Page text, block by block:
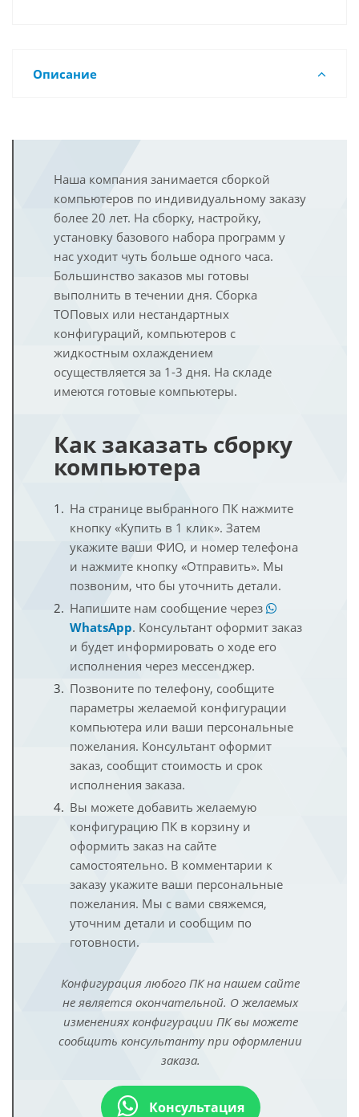
Описание
Наша компания занимается сборкой
компьютеров по индивидуальному заказу
более 20 лет. На сборку, настройку,
установку базового набора программ у
нас уходит чуть больше одного часа.
Большинство заказов мы готовы
выполнить в течении дня. Сборка
ТОПовых или нестандартных
конфигураций, компьютеров с
жидкостным охлаждением
осуществляется за 1-3 дня. На складе
имеются готовые компьютеры.
Как заказать сборку
компьютера
На странице выбранного ПК нажмите
кнопку «Купить в 1 клик». Затем
укажите ваши ФИО, и номер телефона
и нажмите кнопку «Отправить». Мы
позвоним, что бы уточнить детали.
Напишите нам сообщение через
WhatsApp. Консультант оформит заказ
и будет информировать о ходе его
исполнения через мессенджер.
Позвоните по телефону, сообщите
параметры желаемой конфигурации
компьютера или ваши персональные
пожелания. Консультант оформит
заказ, сообщит стоимость и срок
исполнения заказа.
Вы можете добавить желаемую
конфигурацию ПК в корзину и
оформить заказ на сайте
самостоятельно. В комментарии к
заказу укажите ваши персональные
пожелания. Мы с вами свяжемся,
уточним детали и сообщим по
готовности.
Конфигурация любого ПК на нашем сайте
не является окончательной. О желаемых
изменениях конфигурации ПК вы можете
сообщить консультанту при оформлении
заказа.
Консультация